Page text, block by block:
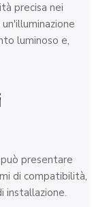
precisa nei
luminoso e,
può presentare
di compatibilità,
installazione.